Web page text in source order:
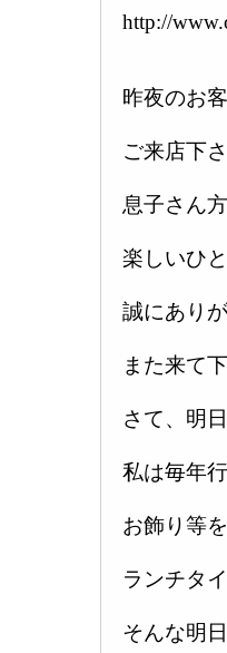
http://
昨夜のお
ご来店下
息子さん
楽しいひ
誠にあり
また来て
さて、明
私は毎年
お飾り等
ランチタ
そんな明